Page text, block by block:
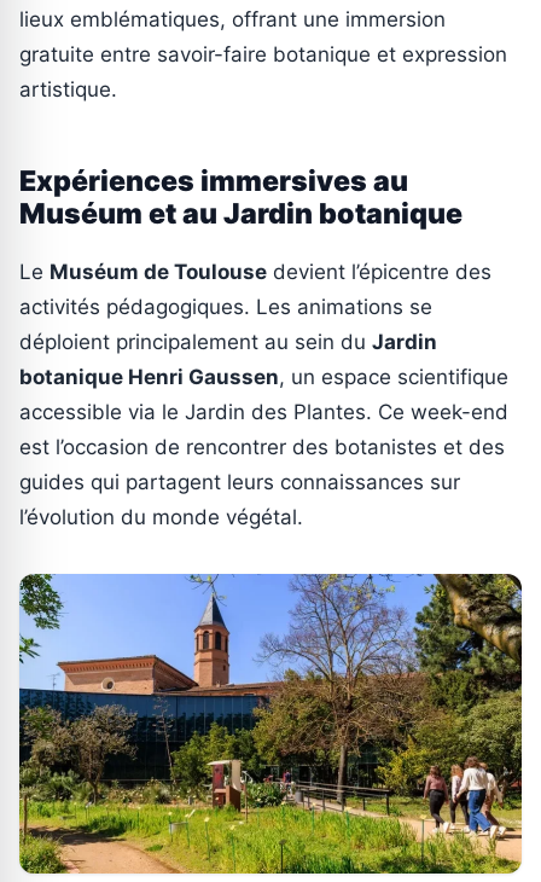
lieux emblématiques, offrant une immersion
gratuite entre savoir-faire botanique et expression
artistique.
Expériences immersives au
Muséum et au Jardin botanique
Le Muséum de Toulouse devient l’épicentre des
activités pédagogiques. Les animations se
déploient principalement au sein du Jardin
botanique Henri Gaussen, un espace scientifique
accessible via le Jardin des Plantes. Ce week-end
est l’occasion de rencontrer des botanistes et des
guides qui partagent leurs connaissances sur
l’évolution du monde végétal.